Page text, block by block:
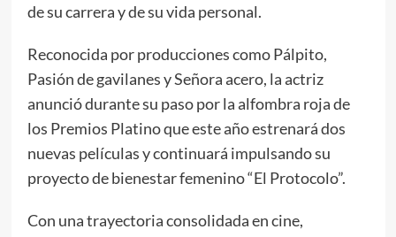
de su carrera y de su vida personal.
Reconocida por producciones como Pálpito,
Pasión de gavilanes y Señora acero, la actriz
anunció durante su paso por la alfombra roja de
los Premios Platino que este año estrenará dos
nuevas películas y continuará impulsando su
proyecto de bienestar femenino “El Protocolo”.
Con una trayectoria consolidada en cine,